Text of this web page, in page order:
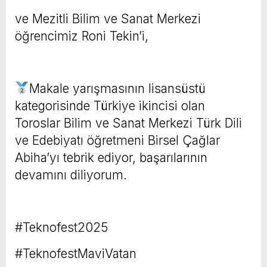
ve Mezitli Bilim ve Sanat Merkezi
öğrencimiz Roni Tekin’i,
Makale yarışmasının lisansüstü
kategorisinde Türkiye ikincisi olan
Toroslar Bilim ve Sanat Merkezi Türk Dili
ve Edebiyatı öğretmeni Birsel Çağlar
Abiha’yı tebrik ediyor, başarılarının
devamını diliyorum.
#Teknofest2025
#TeknofestMaviVatan